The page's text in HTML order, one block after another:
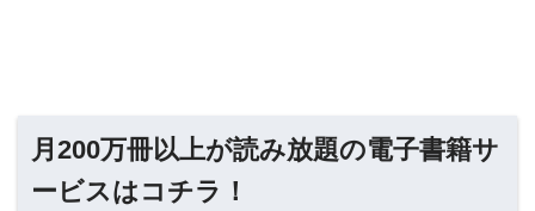
月200万冊以上が読み放題の電子書籍サ
ービスはコチラ！